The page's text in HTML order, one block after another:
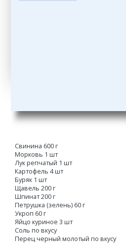
Свинина 600 г
Морковь 1 шт
Лук репчатый 1 шт
Картофель 4 шт
Буряк 1 шт
Щавель 200 г
Шпинат 200 г
Петрушка (зелень) 60 г
Укроп 60 г
Яйцо куриное 3 шт
Соль по вкусу
Перец черный молотый по вкусу